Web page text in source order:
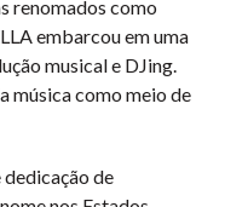
renomados como
embarcou em uma
musical e DJing.
música como meio de
de